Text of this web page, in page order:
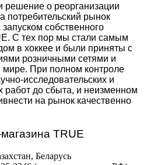
решение о реорганизации
потребительский рынок
собственного
С тех пор мы стали самым
в хоккее и были приняты с
розничными сетями и
мире. При полном контроле
исследовательских и
работ до сбыта, и неизменном
на рынок качественно
TRUE
Беларусь